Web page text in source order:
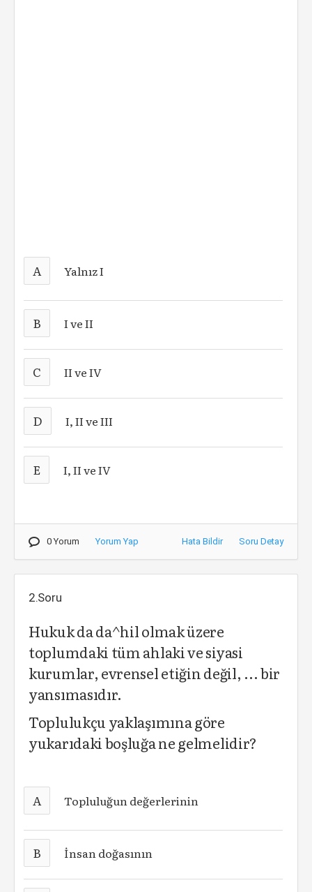
A Yalnız I
B I ve II
C II ve IV
D I, II ve III
E I, II ve IV
0 Yorum Yorum Yap Hata Bildir Soru Detay
2.Soru
Hukuk da da^hil olmak üzere
toplumdaki tüm ahlaki ve siyasi
kurumlar, evrensel etiğin değil, ... bir
yansımasıdır.
Toplulukçu yaklaşımına göre
yukarıdaki boşluğa ne gelmelidir?
A Topluluğun değerlerinin
B İnsan doğasının